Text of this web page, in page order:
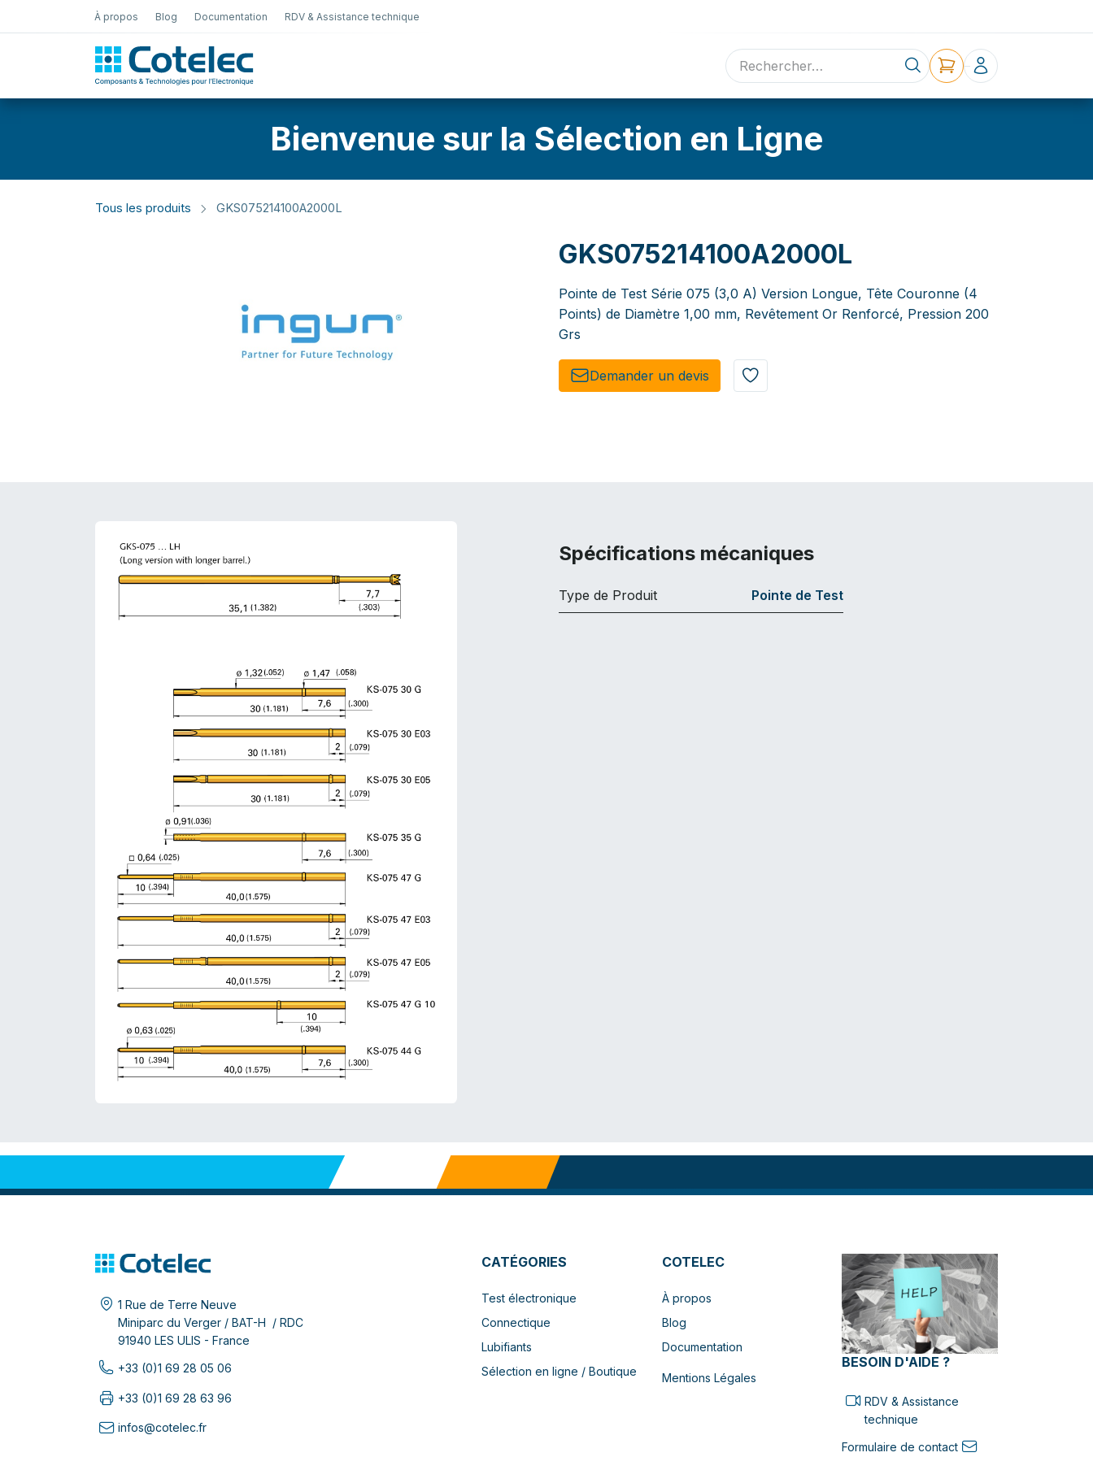
À propos Blog Documentation RDV & Assistance technique
Sélection en ligne Contact
Bienvenue sur la Sélection en Ligne
Tous les produits GKS075214100A2000L
GKS075214100A2000L
Pointe de Test Série 075 (3,0 A) Version Longue, Tête Couronne (4
Points) de Diamètre 1,00 mm, Revêtement Or Renforcé, Pression 200
Grs
Demander un de​​vis​​
Spécifications mécaniques
Type de Produit Pointe de Test
1 Rue de Terre Neuve
Miniparc du Verger / BAT-H / RDC
91940 LES ULIS - France
+33 (0)1 69 28 05 06
+33 (0)1 69 28 63 96
infos@cotelec.fr
CATÉGORIES
Test électronique
Connectique
Lubifiants
Sélection en ligne / Boutique
COTELEC
À propos
Blog
Documentation
Mentions Légales
BESOIN D'AIDE ?
RDV & Assistance
technique
Formulaire de contact